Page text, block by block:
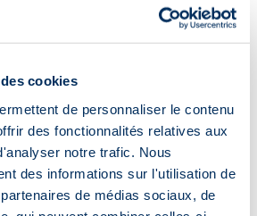
cookies
de personnaliser le contenu
des fonctionnalités relatives aux
notre trafic. Nous
des informations sur l'utilisation de
de médias sociaux, de
sociaux, l'éducation et la santé,
avantages sociaux intéressants.
secteurs offrent donc des
et des qualifications requises. Si vous
d’emploi, au-delà du secteur et
, veillez à bien prendre en compte vos
et vosobjectifs personnelslorsque
carrière.